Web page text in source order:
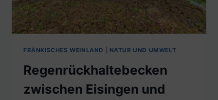
FRÄNKISCHES WEINLAND NATUR UND UMWELT
Regenrückhaltebecken
zwischen Eisingen und